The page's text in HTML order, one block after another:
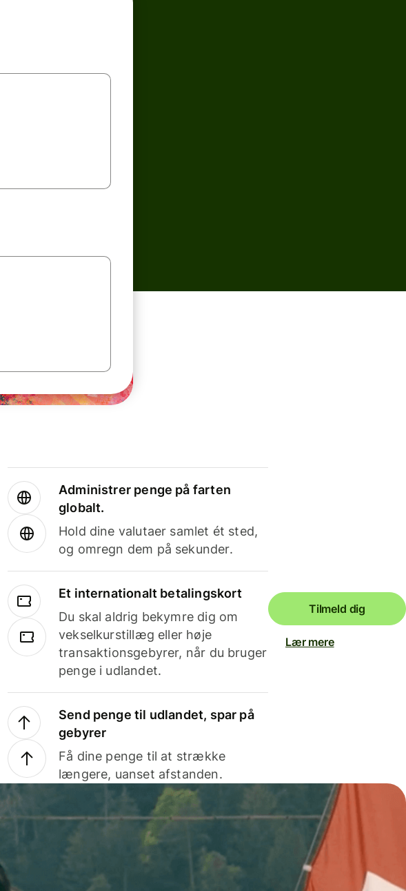
Administrer penge på farten
globalt.
Hold dine valutaer samlet ét sted,
og omregn dem på sekunder.
Et internationalt betalingskort
Du skal aldrig bekymre dig om
vekselkurstillæg eller høje
transaktionsgebyrer, når du bruger
penge i udlandet.
Send penge til udlandet, spar på
gebyrer
Få dine penge til at strække
længere, uanset afstanden.
Tilmeld dig
Lær mere